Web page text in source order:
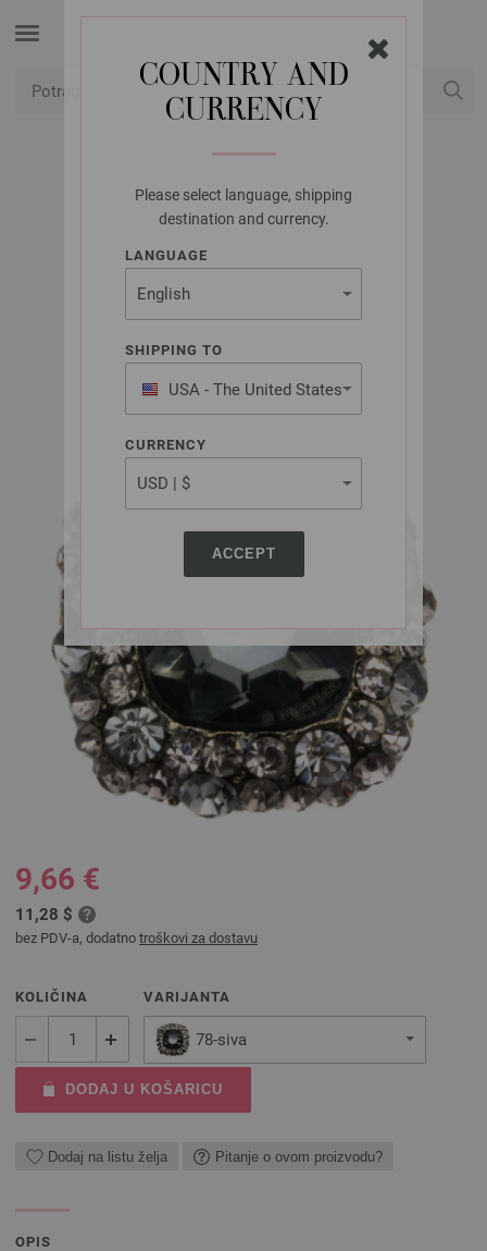
COUNTRY AND
CURRENCY
Please select language, shipping
destination and currency.
LANGUAGE
SHIPPING TO
USA - The United States
of America
CURRENCY
ACCEPT
UNION KNOPF
UNION KNOPF
451500/20MM
9,66 €
11,28 $
bez PDV-a, dodatno troškovi za dostavu
KOLIČINA VARIJANTA
78-siva
DODAJ U KOŠARICU
Dodaj na listu želja Pitanje o ovom proizvodu?
OPIS